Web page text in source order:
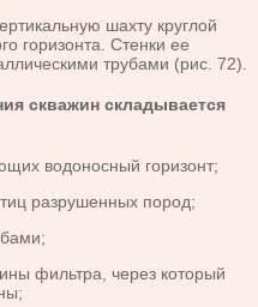
шахту круглой
горизонта. Стенки ее
трубами (рис. 72).
скважин складывается
водоносный горизонт;
разрушенных пород;
фильтра, через который